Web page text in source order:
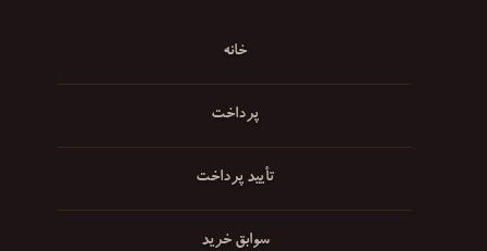
خانه
پرداخت
تأیید پرداخت
سوابق خرید